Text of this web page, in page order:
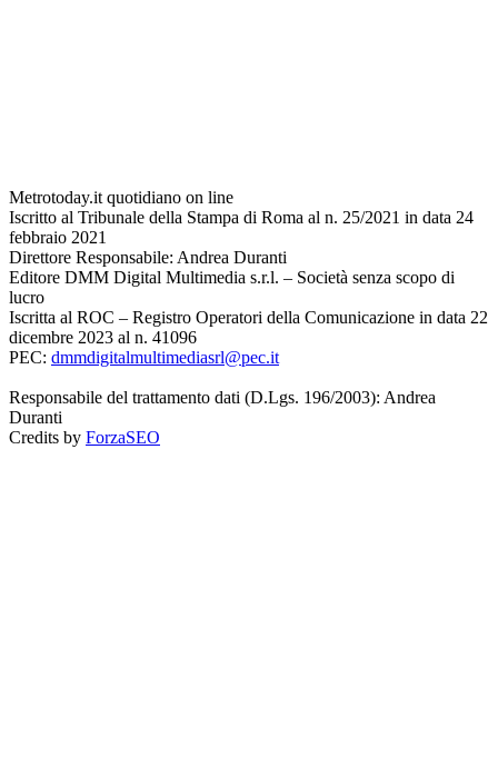
Metrotoday.it quotidiano on line
Iscritto al Tribunale della Stampa di Roma al n. 25/2021 in data 24
febbraio 2021
Direttore Responsabile: Andrea Duranti
Editore DMM Digital Multimedia s.r.l. – Società senza scopo di
lucro
Iscritta al ROC – Registro Operatori della Comunicazione in data 22
dicembre 2023 al n. 41096
PEC: dmmdigitalmultimediasrl@pec.it
Responsabile del trattamento dati (D.Lgs. 196/2003): Andrea
Duranti
Credits by ForzaSEO